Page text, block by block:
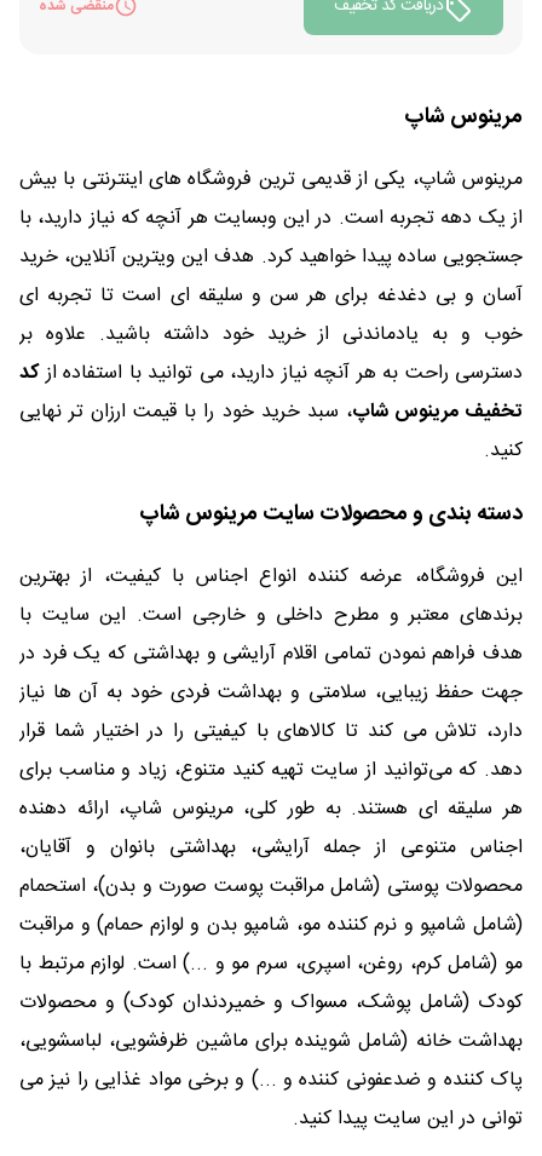
دریافت کد تخفیف منقضی شده
مرینوس شاپ
مرینوس شاپ، یکی از قدیمی ترین فروشگاه های اینترنتی با بیش
از یک دهه تجربه است. در این وبسایت هر آنچه که نیاز دارید، با
جستجویی ساده پیدا خواهید کرد. هدف این ویترین آنلاین، خرید
آسان و بی دغدغه برای هر سن و سلیقه ای است تا تجربه ای
خوب و به یادماندنی از خرید خود داشته باشید. علاوه بر
دسترسی راحت به هر آنچه نیاز دارید، می توانید با استفاده ازکد
تخفیف مرینوس شاپ، سبد خرید خود را با قیمت ارزان تر نهایی
کنید.
دسته بندی و محصولات سایت مرینوس شاپ
این فروشگاه، عرضه کننده انواع اجناس با کیفیت، از بهترین
برندهای معتبر و مطرح داخلی و خارجی است. این سایت با
هدف فراهم نمودن تمامی اقلام آرایشی و بهداشتی که یک فرد در
جهت حفظ زیبایی، سلامتی و بهداشت فردی خود به آن ها نیاز
دارد، تلاش می کند تا کالاهای با کیفیتی را در اختیار شما قرار
دهد. که می‌توانید از سایت تهیه کنید متنوع، زیاد و مناسب برای
هر سلیقه ای هستند. به طور کلی، مرینوس شاپ، ارائه دهنده
اجناس متنوعی از جمله آرایشی، بهداشتی بانوان و آقایان،
محصولات پوستی (شامل مراقبت پوست صورت و بدن)، استحمام
(شامل شامپو و نرم کننده مو، شامپو بدن و لوازم حمام) و مراقبت
مو (شامل کرم، روغن، اسپری، سرم مو و ...) است. لوازم مرتبط با
کودک (شامل پوشک، مسواک و خمیردندان کودک) و محصولات
بهداشت خانه (شامل شوینده برای ماشین ظرفشویی، لباسشویی،
پاک کننده و ضدعفونی کننده و ...) و برخی مواد غذایی را نیز می
توانی در این سایت پیدا کنید.